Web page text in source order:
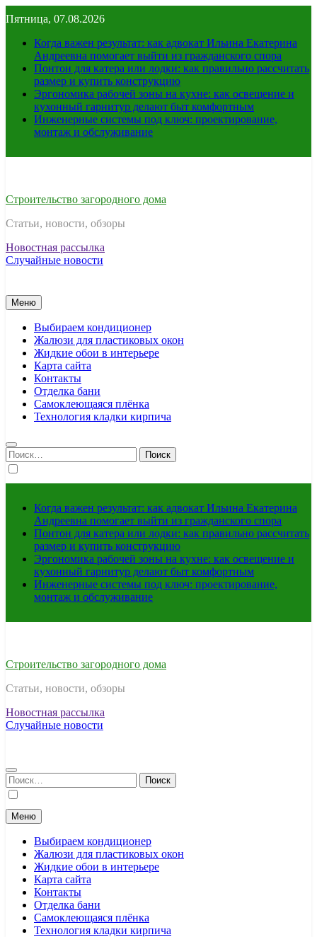
к
содержимому
Пятница, 07.08.2026
Когда важен результат: как адвокат Ильина Екатерина
Андреевна помогает выйти из гражданского спора
Понтон для катера или лодки: как правильно рассчитать
размер и купить конструкцию
Эргономика рабочей зоны на кухне: как освещение и
кухонный гарнитур делают быт комфортным
Инженерные системы под ключ: проектирование,
монтаж и обслуживание
Строительство загородного дома
Статьи, новости, обзоры
Новостная рассылка
Случайные новости
Меню
Выбираем кондиционер
Жалюзи для пластиковых окон
Жидкие обои в интерьере
Карта сайта
Контакты
Отделка бани
Самоклеющаяся плёнка
Технология кладки кирпича
Найти:
Когда важен результат: как адвокат Ильина Екатерина
Андреевна помогает выйти из гражданского спора
Понтон для катера или лодки: как правильно рассчитать
размер и купить конструкцию
Эргономика рабочей зоны на кухне: как освещение и
кухонный гарнитур делают быт комфортным
Инженерные системы под ключ: проектирование,
монтаж и обслуживание
Строительство загородного дома
Статьи, новости, обзоры
Новостная рассылка
Случайные новости
Найти:
Меню
Выбираем кондиционер
Жалюзи для пластиковых окон
Жидкие обои в интерьере
Карта сайта
Контакты
Отделка бани
Самоклеющаяся плёнка
Технология кладки кирпича